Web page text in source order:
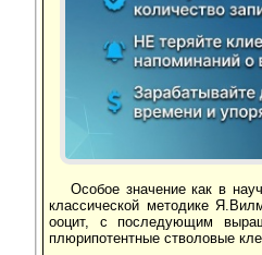
Особое значение как в
классической методике
ооцит, с последующим
плюрипотентные стволовые